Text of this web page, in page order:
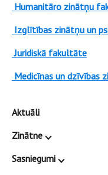
Humanitāro zinātņu
Izglītības zinātņu un
Juridiskā fakultāte
Medicīnas un dzīvības
Aktuāli
Zinātne
Sasniegumi